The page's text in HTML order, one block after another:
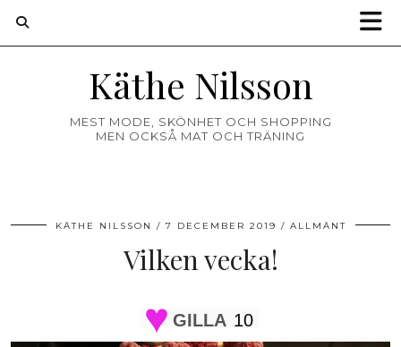
Käthe Nilsson
MEST MODE, SKÖNHET OCH SHOPPING
MEN OCKSÅ MAT OCH TRÄNING
KÄTHE NILSSON 7 DECEMBER 2019 ALLMÄNT
Vilken vecka!
GILLA 10